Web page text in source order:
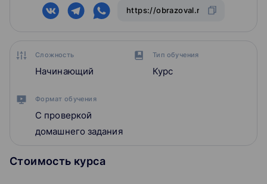
Сложность
Начинающий
Тип обучения
Курс
Формат обучения
С проверкой
домашнего задания
Стоимость курса